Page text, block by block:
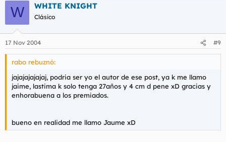
W WHITE KNIGHT
Clásico
17 Nov 2004 #9
rabo rebuznó:
jajajajajajaj, podria ser yo el autor de ese post, ya k me llamo
jaime, lastima k solo tenga 27años y 4 cm d pene xD gracias y
enhorabuena a los premiados.
bueno en realidad me llamo Jaume xD